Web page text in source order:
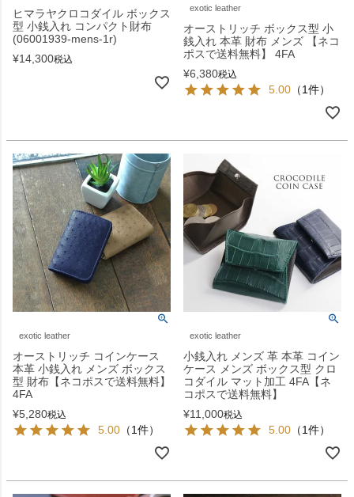
ヒマラヤクロコダイル ボックス
型 小銭入れ コンパクト財布
(06001939-mens-1r)
¥14,300税込
exotic leather
オーストリッチ ボックス型 小
銭入れ 本革 財布 メンズ 【ネコ
ポスで送料無料】 4FA
¥6,380税込
5.00 （1件）
exotic leather
オーストリッチ コインケース
本革 小銭入れ メンズ ボックス
型 財布【ネコポスで送料無料】
4FA
¥5,280税込
5.00 （1件）
exotic leather
小銭入れ メンズ 革 本革 コイン
ケース メンズ ボックス型 クロ
コダイル マット加工 4FA【ネ
コポスで送料無料】
¥11,000税込
5.00 （1件）